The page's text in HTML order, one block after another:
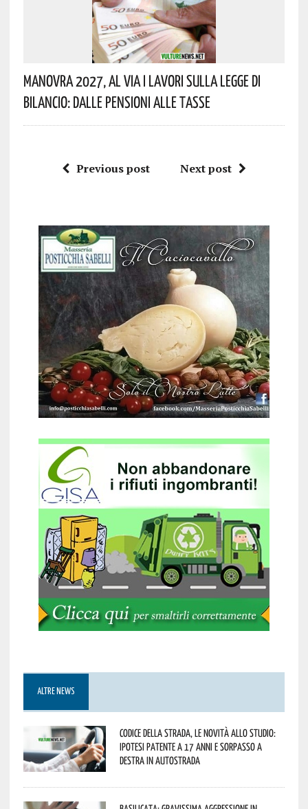
Manovra 2027, Al Via I Lavori Sulla Legge Di
Bilancio: Dalle Pensioni Alle Tasse
Previous post Next post
ALTRE NEWS
Codice della strada, le novità allo studio:
ipotesi patente a 17 anni e sorpasso a
destra in autostrada